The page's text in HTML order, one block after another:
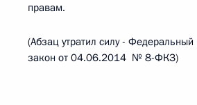
правам.
(Абзац утратил силу - Федеральный
закон от 04.06.2014 № 8-ФКЗ)